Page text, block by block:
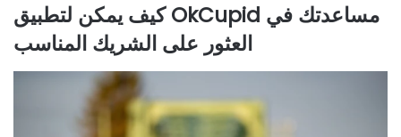
كيف يمكن لتطبيق OkCupid مساعدتك في
العثور على الشريك المناسب